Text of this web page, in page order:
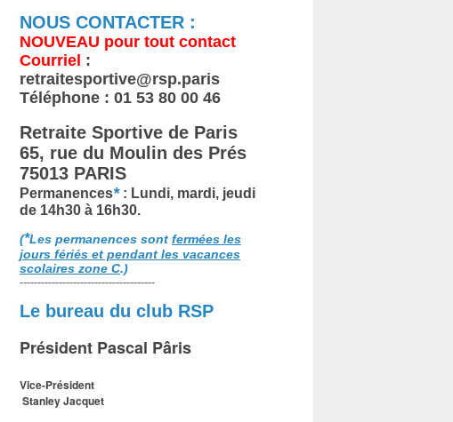
NOUS CONTACTER :
NOUVEAU pour tout contact
Courriel :
retraitesportive@rsp.paris
Téléphone : 01 53 80 00 46
Retraite Sportive de Paris
65, rue du Moulin des Prés
75013 PARIS
Permanences*: Lundi, mardi, jeudi
de 14h30 à 16h30.
(*Les permanences sont fermées les
jours fériés et pendant les vacances
scolaires zone C.)
--------------------------------------
Le bureau du club RSP
Président Pascal Pâris
Vice-Président
Stanley Jacquet